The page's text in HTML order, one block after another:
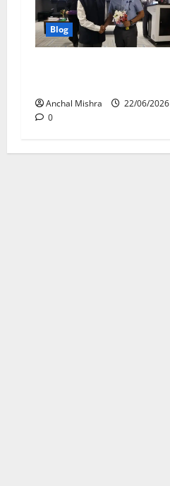
Blog
Anchal Mishra
22/06/2026
0